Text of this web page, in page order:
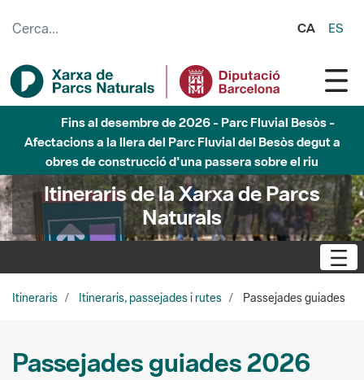
CA ES
Fins al desembre de 2026 - Parc Fluvial Besòs -
Afectacions a la llera del Parc Fluvial del Besòs degut a
obres de construcció d'una passera sobre el riu
Itineraris de la Xarxa de Parcs
Naturals
Itineraris Itineraris, passejades i rutes Passejades guiades
Passejades guiades 2026